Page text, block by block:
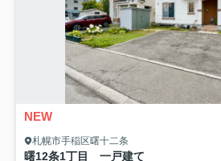
NEW
札幌市手稲区曙十二条
曙12条1丁目 一戸建て